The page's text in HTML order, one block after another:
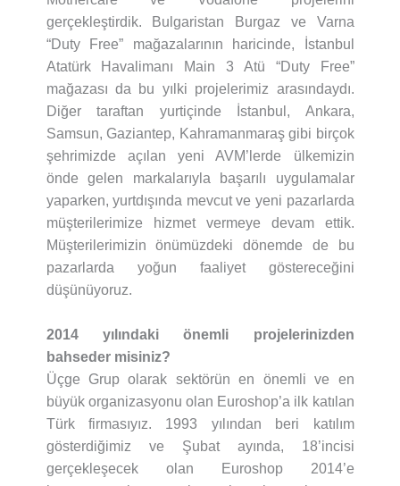
gerçekleştirdik. Bulgaristan Burgaz ve Varna
“Duty Free” mağazalarının haricinde, İstanbul
Atatürk Havalimanı Main 3 Atü “Duty Free”
mağazası da bu yılki projelerimiz arasındaydı.
Diğer taraftan yurtiçinde İstanbul, Ankara,
Samsun, Gaziantep, Kahramanmaraş gibi birçok
şehrimizde açılan yeni AVM’lerde ülkemizin
önde gelen markalarıyla başarılı uygulamalar
yaparken, yurtdışında mevcut ve yeni pazarlarda
müşterilerimize hizmet vermeye devam ettik.
Müşterilerimizin önümüzdeki dönemde de bu
pazarlarda yoğun faaliyet göstereceğini
düşünüyoruz.
2014 yılındaki önemli projelerinizden
bahseder misiniz?
Üçge Grup olarak sektörün en önemli ve en
büyük organizasyonu olan Euroshop’a ilk katılan
Türk firmasıyız. 1993 yılından beri katılım
gösterdiğimiz ve Şubat ayında, 18’incisi
gerçekleşecek olan Euroshop 2014’e